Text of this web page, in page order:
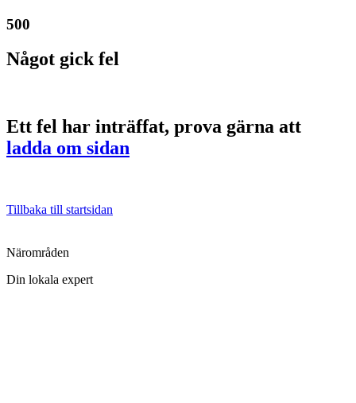
500
Något gick fel
Ett fel har inträffat, prova gärna att
ladda om sidan
Tillbaka till startsidan
Närområden
Din lokala expert